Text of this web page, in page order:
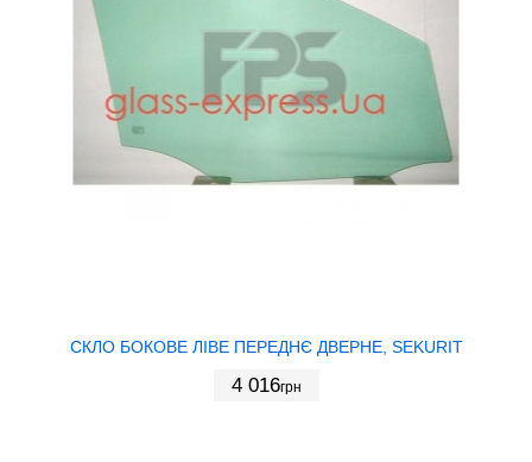
СКЛО БОКОВЕ ЛІВЕ ПЕРЕДНЄ ДВЕРНЕ, SEKURIT
4 016грн